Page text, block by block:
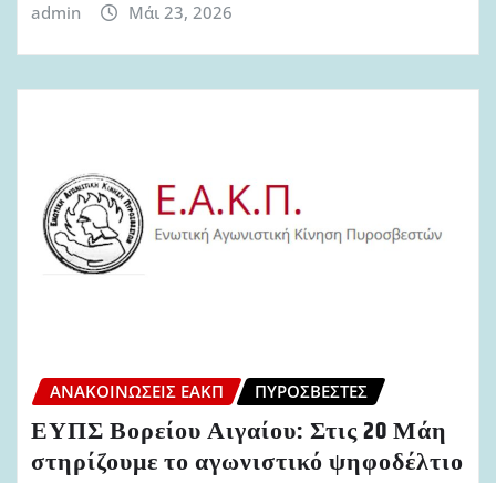
admin Μάι 23, 2026
ΑΝΑΚΟΙΝΏΣΕΙΣ ΕΑΚΠ ΠΥΡΟΣΒΈΣΤΕΣ
ΕΥΠΣ Βορείου Αιγαίου: Στις 20 Μάη
στηρίζουμε το αγωνιστικό ψηφοδέλτιο